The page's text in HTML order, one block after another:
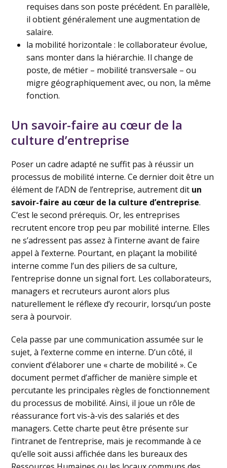
requises dans son poste précédent. En parallèle,
il obtient généralement une augmentation de
salaire.
la mobilité horizontale : le collaborateur évolue,
sans monter dans la hiérarchie. Il change de
poste, de métier – mobilité transversale – ou
migre géographiquement avec, ou non, la même
fonction.
Un savoir-faire au cœur de la
culture d’entreprise
Poser un cadre adapté ne suffit pas à réussir un
processus de mobilité interne. Ce dernier doit être un
élément de l’ADN de l’entreprise, autrement dit un
savoir-faire au cœur de la culture d’entreprise.
C’est le second prérequis. Or, les entreprises
recrutent encore trop peu par mobilité interne. Elles
ne s’adressent pas assez à l’interne avant de faire
appel à l’externe. Pourtant, en plaçant la mobilité
interne comme l’un des piliers de sa culture,
l’entreprise donne un signal fort. Les collaborateurs,
managers et recruteurs auront alors plus
naturellement le réflexe d’y recourir, lorsqu’un poste
sera à pourvoir.
Cela passe par une communication assumée sur le
sujet, à l’externe comme en interne. D’un côté, il
convient d’élaborer une « charte de mobilité ». Ce
document permet d’afficher de manière simple et
percutante les principales règles de fonctionnement
du processus de mobilité. Ainsi, il joue un rôle de
réassurance fort vis-à-vis des salariés et des
managers. Cette charte peut être présente sur
l’intranet de l’entreprise, mais je recommande à ce
qu’elle soit aussi affichée dans les bureaux des